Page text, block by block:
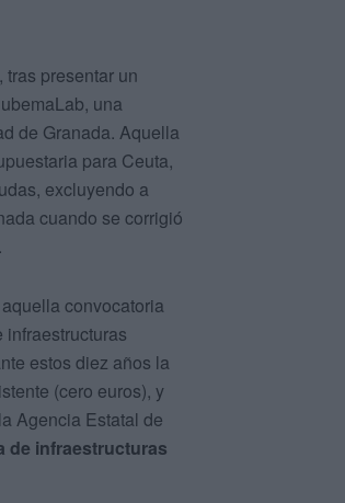
presentar un
una
de Granada. Aquella
para Ceuta,
excluyendo a
cuando se corrigió
convocatoria
estos diez años la
(cero euros), y
Agencia Estatal de
de infraestructuras